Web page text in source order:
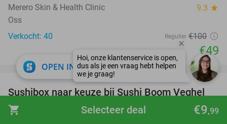
shopping_cart €9,99
Selecteer deal
Merero Skin & Health Clinic 9.3 star
Oss
Verkocht: 40
Regulier €100
€49
31%
favorite_border
Sushibox naar keuze bij Sushi Boom Veghel
voor afhaal
OPEN IN APP close